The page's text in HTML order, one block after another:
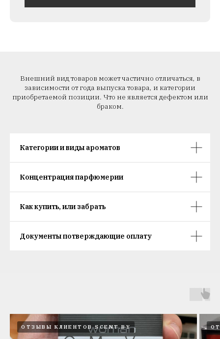
Внешний вид товаров может частично отличаться, в
зависимости от года выпуска товара, и категории
приобретаемой позиции. Что не является дефектом или
браком.
Категории и виды ароматов
Концентрация парфюмерии
Как купить, или забрать
Документы потверждающие оплату
ОТЗЫВЫ КЛИЕНТОВ SCENT.BY